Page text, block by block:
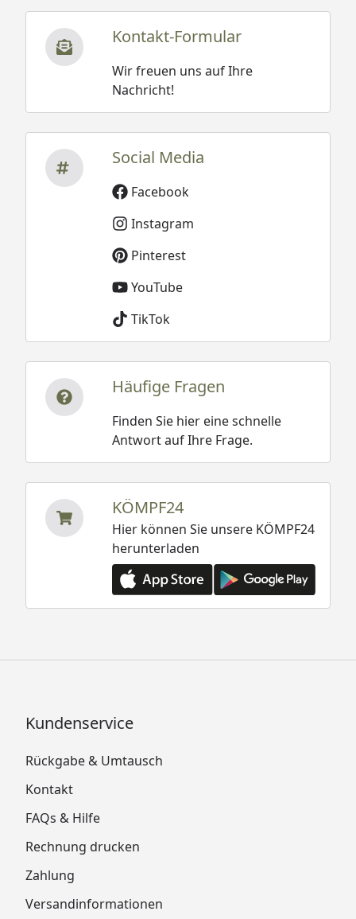
Kontakt-Formular
Wir freuen uns auf Ihre
Nachricht!
Social Media
Facebook
Instagram
Pinterest
YouTube
TikTok
Häufige Fragen
Finden Sie hier eine schnelle
Antwort auf Ihre Frage.
KÖMPF24
Hier können Sie unsere KÖMPF24
herunterladen
Kundenservice
Rückgabe & Umtausch
Kontakt
FAQs & Hilfe
Rechnung drucken
Zahlung
Versandinformationen